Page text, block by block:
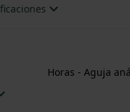
Horas - Aguja